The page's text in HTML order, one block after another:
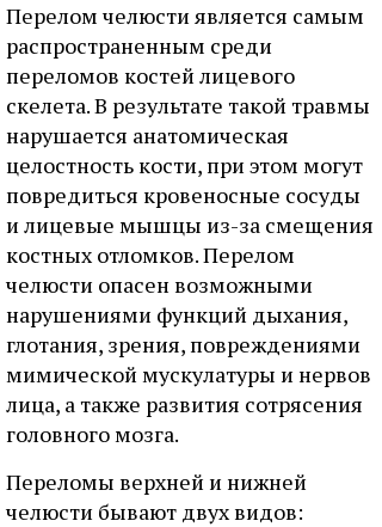
Перелом челюсти является самым
распространенным среди
переломов костей лицевого
скелета. В результате такой травмы
нарушается анатомическая
целостность кости, при этом могут
повредиться кровеносные сосуды
и лицевые мышцы из-за смещения
костных отломков. Перелом
челюсти опасен возможными
нарушениями функций дыхания,
глотания, зрения, повреждениями
мимической мускулатуры и нервов
лица, а также развития сотрясения
головного мозга.
Переломы верхней и нижней
челюсти бывают двух видов: